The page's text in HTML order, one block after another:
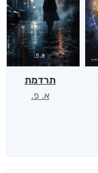
תרדמת
א. פ.